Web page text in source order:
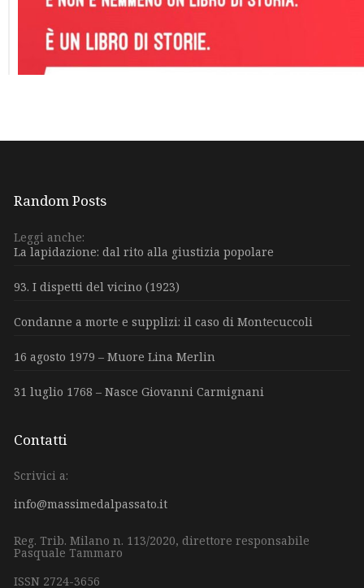
Random Posts
Leggi anche:
La lapidazione: dal rito alla giustizia popolare
93. I dispetti del vicino (1923)
Condanne a morte e supplizi: il caso di Montecuccoli
16 agosto 1979 – Muore Lina Merlin
31 luglio 1768 – Nasce Giovanni Carmignani
Contatti
Scrivici a:
info@massimedalpassato.it
Reg. Trib. Milano n. 113/2020, direttore responsabile
Pasquale Tammaro
ISSN 2724-3656